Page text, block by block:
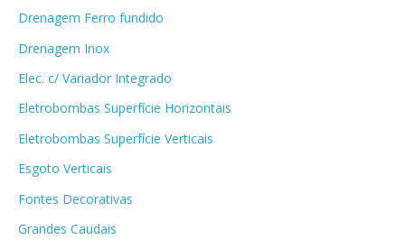
Drenagem Ferro fundido
Drenagem Inox
Elec. c/ Variador Integrado
Eletrobombas Superfície Horizontais
Eletrobombas Superfície Verticais
Esgoto Verticais
Fontes Decorativas
Grandes Caudais